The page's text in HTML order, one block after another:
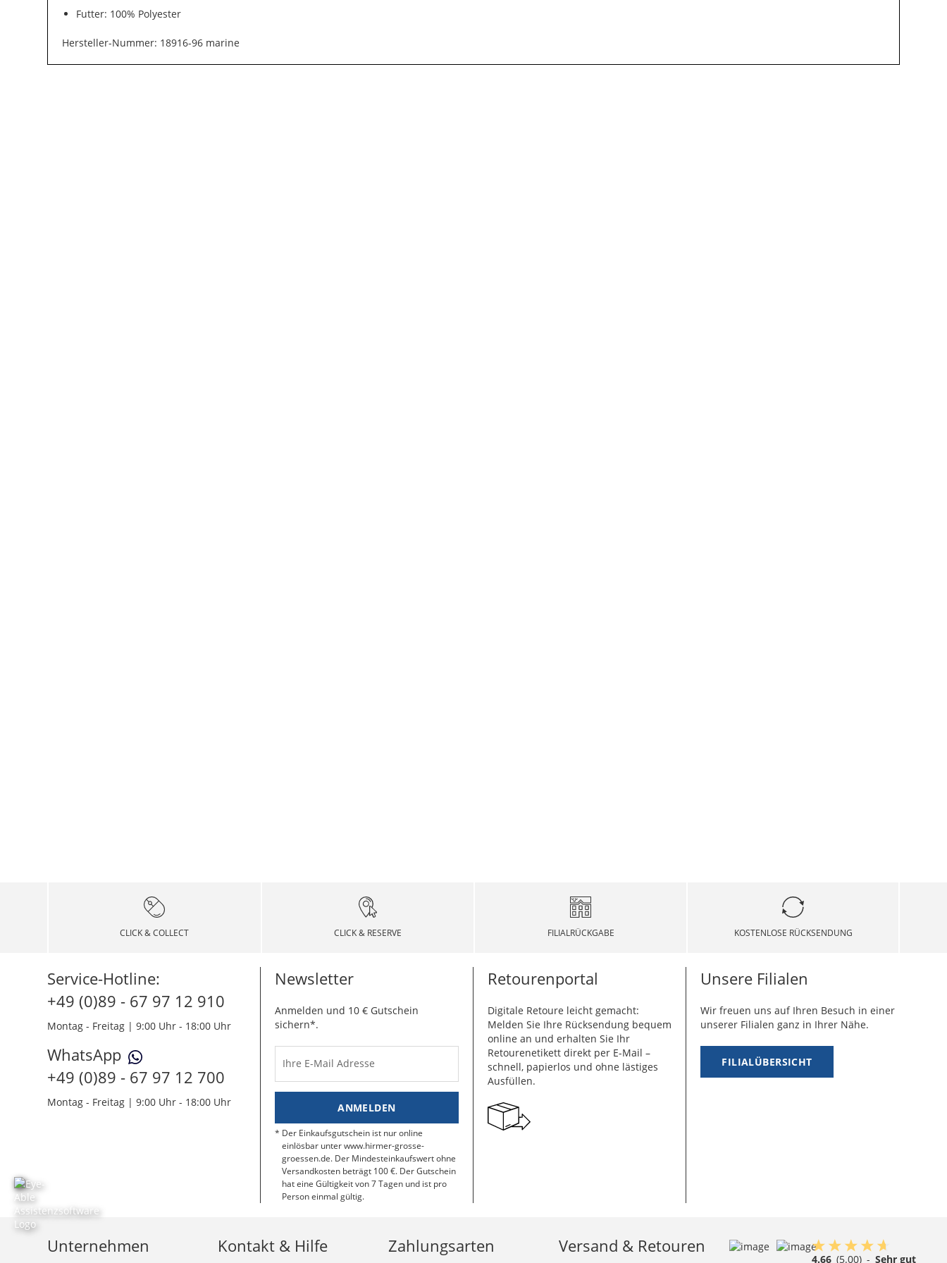
Futter: 100% Polyester
Hersteller-Nummer: 18916-96 marine
CLICK & COLLECT CLICK & RESERVE FILIALRÜCKGABE KOSTENLOSE RÜCKSENDUNG
Service-Hotline:
+49 (0)89 - 67 97 12 910
Montag - Freitag | 9:00 Uhr - 18:00 Uhr
WhatsApp
+49 (0)89 - 67 97 12 700
Montag - Freitag | 9:00 Uhr - 18:00 Uhr
Newsletter
Anmelden und 10 € Gutschein
sichern*.
Ihre E-Mail Adresse
ANMELDEN
Der Einkaufsgutschein ist nur online
einlösbar unter www.hirmer-grosse-
groessen.de. Der Mindesteinkaufswert ohne
Versandkosten beträgt 100 €. Der Gutschein
hat eine Gültigkeit von 7 Tagen und ist pro
Person einmal gültig.
Retourenportal
Digitale Retoure leicht gemacht:
Melden Sie Ihre Rücksendung bequem
online an und erhalten Sie Ihr
Retourenetikett direkt per E-Mail –
schnell, papierlos und ohne lästiges
Ausfüllen.
Unsere Filialen
Wir freuen uns auf Ihren Besuch in einer
unserer Filialen ganz in Ihrer Nähe.
FILIALÜBERSICHT
Unternehmen Kontakt & Hilfe Zahlungsarten Versand & Retouren
4.66 (5.00) - Sehr gut